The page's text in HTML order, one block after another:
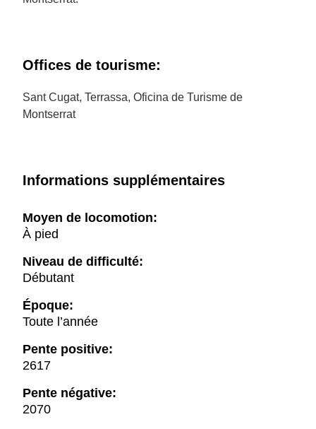
Offices de tourisme:
Sant Cugat, Terrassa, Oficina de Turisme de
Montserrat
Informations supplémentaires
Moyen de locomotion:
À pied
Niveau de difficulté:
Débutant
Époque:
Toute l’année
Pente positive:
2617
Pente négative:
2070